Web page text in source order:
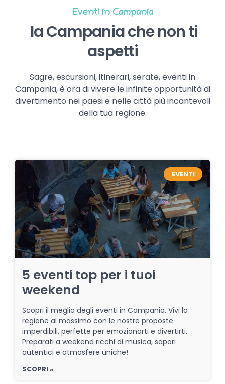
Eventi in Campania
la Campania che non ti
aspetti
Sagre, escursioni, itinerari, serate, eventi in
Campania, è ora di vivere le infinite opportunità di
divertimento nei paesi e nelle città più incantevoli
della tua regione.
EVENTI
5 eventi top per i tuoi
weekend
Scopri il meglio degli eventi in Campania. Vivi la
regione al massimo con le nostre proposte
imperdibili, perfette per emozionarti e divertirti.
Preparati a weekend ricchi di musica, sapori
autentici e atmosfere uniche!
SCOPRI »